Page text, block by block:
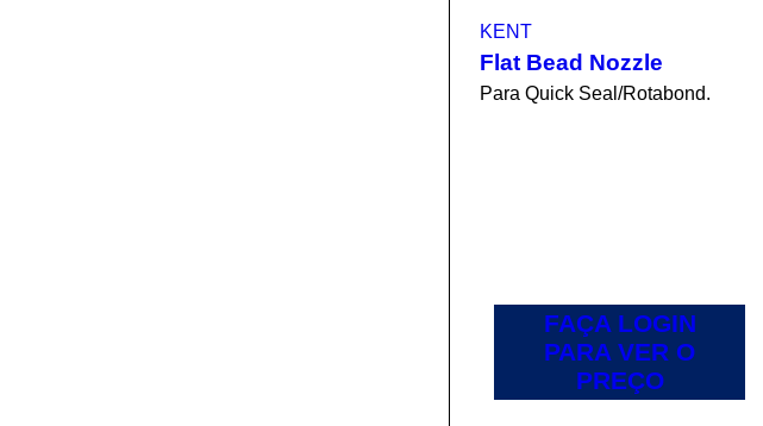
KENT
Flat Bead Nozzle
Para Quick Seal/Rotabond.
FAÇA LOGIN
PARA VER O
PREÇO